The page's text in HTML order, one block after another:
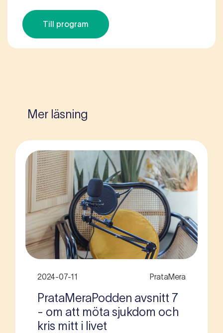
Till program
Mer läsning
2024-07-11 PrataMera
PrataMeraPodden avsnitt 7
- om att möta sjukdom och
kris mitt i livet